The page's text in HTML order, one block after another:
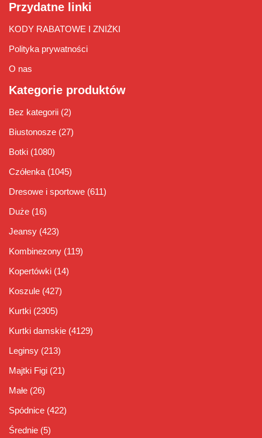
Przydatne linki
KODY RABATOWE I ZNIŻKI
Polityka prywatności
O nas
Kategorie produktów
Bez kategorii (2)
Biustonosze (27)
Botki (1080)
Czółenka (1045)
Dresowe i sportowe (611)
Duże (16)
Jeansy (423)
Kombinezony (119)
Kopertówki (14)
Koszule (427)
Kurtki (2305)
Kurtki damskie (4129)
Leginsy (213)
Majtki Figi (21)
Małe (26)
Spódnice (422)
Średnie (5)